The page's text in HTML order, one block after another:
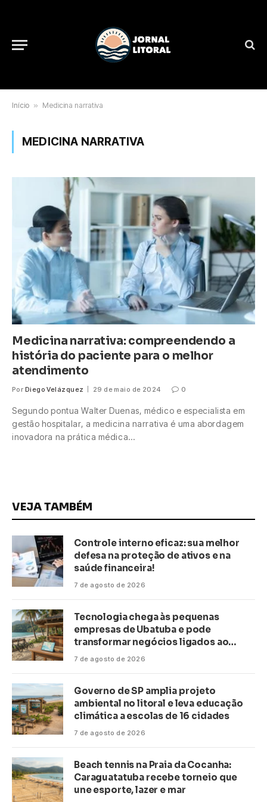
Início » Medicina narrativa
MEDICINA NARRATIVA
Medicina narrativa: compreendendo a
história do paciente para o melhor
atendimento
Por Diego Velázquez 29 de maio de 2024 0
Segundo pontua Walter Duenas, médico e especialista em
gestão hospitalar, a medicina narrativa é uma abordagem
inovadora na prática médica…
VEJA TAMBÉM
Controle interno eficaz: sua melhor
defesa na proteção de ativos e na
saúde financeira!
7 de agosto de 2026
Tecnologia chega às pequenas
empresas de Ubatuba e pode
transformar negócios ligados ao
turismo no litoral
7 de agosto de 2026
Governo de SP amplia projeto
ambiental no litoral e leva educação
climática a escolas de 16 cidades
7 de agosto de 2026
Beach tennis na Praia da Cocanha:
Caraguatatuba recebe torneio que
une esporte, lazer e mar